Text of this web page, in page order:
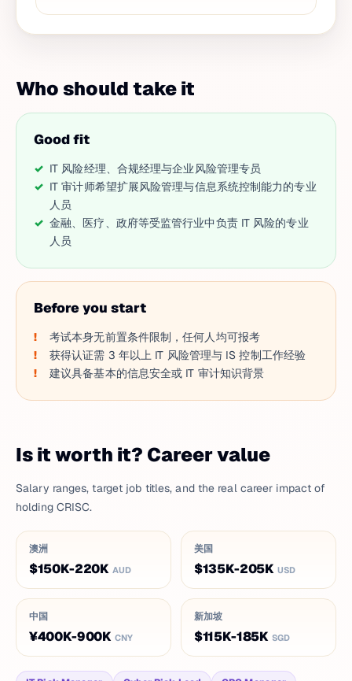
Who should take it
Good fit
IT 风险经理、合规经理与企业风险管理专员
IT 审计师希望扩展风险管理与信息系统控制能力的专业
人员
金融、医疗、政府等受监管行业中负责 IT 风险的专业
人员
Before you start
考试本身无前置条件限制，任何人均可报考
获得认证需 3 年以上 IT 风险管理与 IS 控制工作经验
建议具备基本的信息安全或 IT 审计知识背景
Is it worth it? Career value
Salary ranges, target job titles, and the real career impact of
holding CRISC.
澳洲
$150K-220K AUD
美国
$135K-205K USD
中国
¥400K-900K CNY
新加坡
$115K-185K SGD